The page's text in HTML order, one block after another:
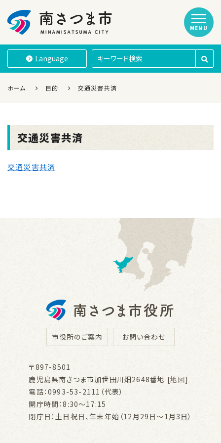
南さつま市
Language
MENU
ホーム 目的 交通災害共済
交通災害共済
交通災害共済
市役所のご案内 お問い合わせ
〒897-8501
鹿児島県南さつま市加世田川畑2648番地 [地図]
電話：0993-53-2111（代表）
開庁時間：8:30～17:15
閉庁日：土日祝日、年末年始（12月29日～1月3日）